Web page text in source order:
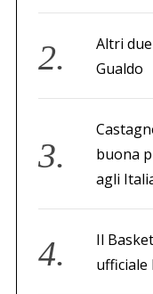
Altri
Gualdo
buona
agli
Il
ufficiale